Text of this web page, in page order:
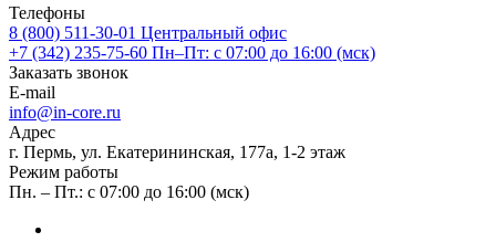
Телефоны
8 (800) 511-30-01 Центральный офис
+7 (342) 235-75-60 Пн–Пт: с 07:00 до 16:00 (мск)
Заказать звонок
E-mail
info@in-core.ru
Адрес
г. Пермь, ул. ​Екатерининская, 177а, ​1-2 этаж
Режим работы
Пн. – Пт.: с 07:00 до 16:00 (мск)